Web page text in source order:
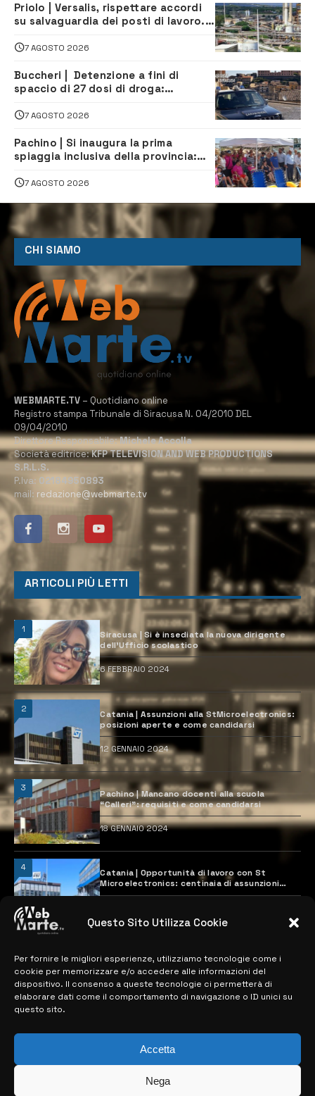
Questo Sito Utilizza Cookie
Per fornire le migliori esperienze, utilizziamo tecnologie come i
cookie per memorizzare e/o accedere alle informazioni del
dispositivo. Il consenso a queste tecnologie ci permetterà di
elaborare dati come il comportamento di navigazione o ID unici su
questo sito.
Accetta
Nega
Priolo | Versalis, rispettare accordi
su salvaguardia dei posti di lavoro. Il
7 AGOSTO 2026
Buccheri | Detenzione a fini di
spaccio di 27 dosi di droga:
7 AGOSTO 2026
Pachino | Si inaugura la prima
spiaggia inclusiva della provincia:
tutti
7 AGOSTO 2026
CHI SIAMO
WEBMARTE.TV – Quotidiano online
Registro stampa Tribunale di Siracusa N. 04/2010 DEL
09/04/2010
Direttore Responsabile:Michele Accolla
Società editrice:KFP TELEVISION AND WEB PRODUCTIONS
S.R.L.S.
P.Iva: 02184950893
mail: redazione@webmarte.tv
ARTICOLI PIÙ LETTI
1
Siracusa | Si è insediata la nuova dirigente
dell’Ufficio scolastico
6 FEBBRAIO 2024
2
Catania | Assunzioni alla StMicroelectronics:
posizioni aperte e come candidarsi
12 GENNAIO 2024
3
Pachino | Mancano docenti alla scuola
“Calleri”: requisiti e come candidarsi
18 GENNAIO 2024
4
Catania | Opportunità di lavoro con St
Microelectronics: centinaia di assunzioni
previste
MAPPA DEL SITO
> NOTIZIE